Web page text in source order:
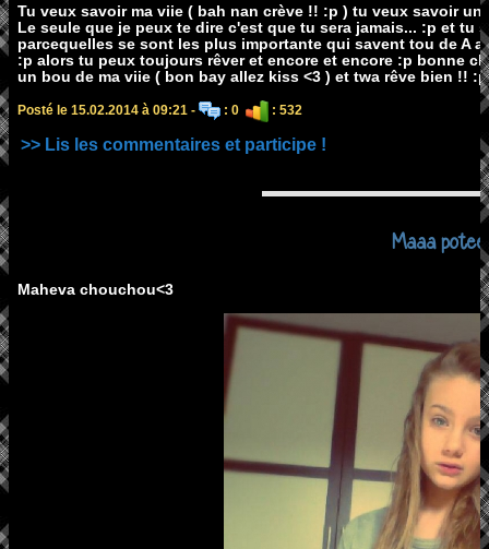
Tu veux savoir ma viie ( bah nan crève !! :p ) tu veux savoir
Le seule que je peux te dire c'est que tu sera jamais... :p et tu
parcequelles se sont les plus importante qui savent tou de A
:p alors tu peux toujours rêver et encore et encore :p bonne
un bou de ma viie ( bon bay allez kiss <3 ) et twa rêve bien !! :p
Posté le 15.02.2014 à 09:21 - : 0 : 532
>> Lis les commentaires et participe !
Maaa
Maheva chouchou<3